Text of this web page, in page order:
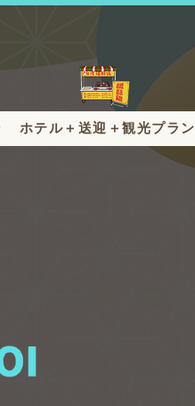
ホテル＋送迎＋観光プラン